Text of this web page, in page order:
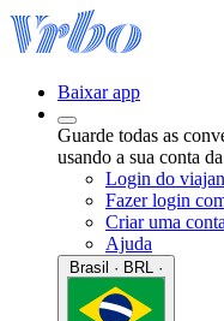
Baixar app
Guarde todas as
usando a sua conta
Login do
Fazer login
Criar uma
Ajuda